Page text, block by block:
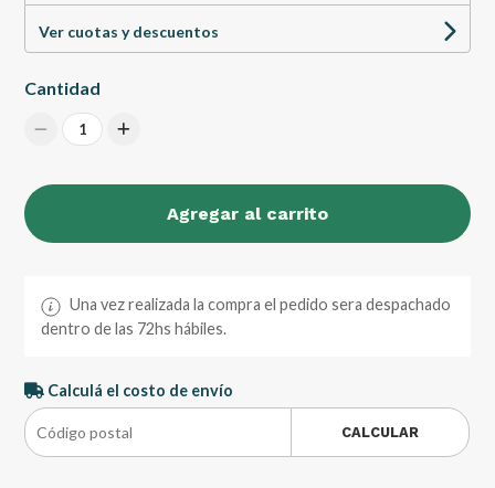
Ver cuotas y descuentos
Cantidad
1
Agregar al carrito
Una vez realizada la compra el pedido sera despachado
dentro de las 72hs hábiles.
Calculá el costo de envío
CALCULAR